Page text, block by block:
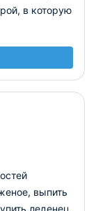
в которую
выпить
леденец